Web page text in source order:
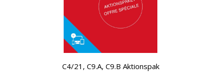
C4/21, C9.A, C9.B Aktionspak